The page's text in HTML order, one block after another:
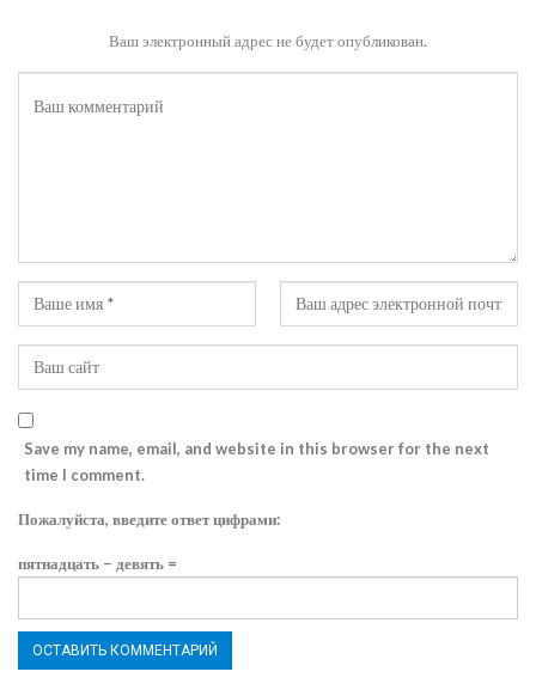
Ваш электронный адрес не будет опубликован.
Save my name, email, and website in this browser for the next
time I comment.
Пожалуйста, введите ответ цифрами:
пятнадцать − девять =